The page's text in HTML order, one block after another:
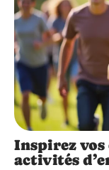
Inspirez vos
activités